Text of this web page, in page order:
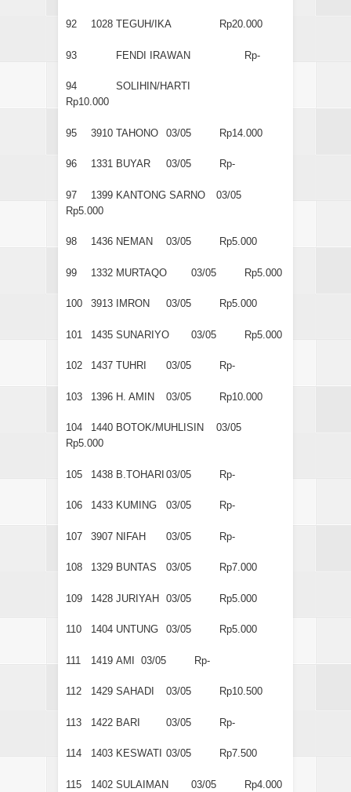
92 1028 TEGUH/IKA Rp20.000
93 FENDI IRAWAN Rp-
94
SOLIHIN/HARTI
Rp10.000
95 3910 TAHONO 03/05 Rp14.000
96 1331 BUYAR 03/05 Rp-
97 1399 KANTONG SARNO
03/05
Rp5.000
98 1436 NEMAN 03/05 Rp5.000
99 1332 MURTAQO 03/05 Rp5.000
100 3913 IMRON 03/05 Rp5.000
101 1435 SUNARIYO 03/05 Rp5.000
102 1437 TUHRI 03/05 Rp-
103 1396 H. AMIN 03/05 Rp10.000
104 1440 BOTOK/MUHLISIN
03/05
Rp5.000
105 1438 B.TOHARI 03/05 Rp-
106 1433 KUMING 03/05 Rp-
107 3907 NIFAH 03/05 Rp-
108 1329 BUNTAS 03/05 Rp7.000
109 1428 JURIYAH 03/05 Rp5.000
110 1404 UNTUNG 03/05 Rp5.000
111 1419 AMI 03/05 Rp-
112 1429 SAHADI 03/05 Rp10.500
113 1422 BARI 03/05 Rp-
114 1403 KESWATI 03/05 Rp7.500
115 1402 SULAIMAN 03/05 Rp4.000